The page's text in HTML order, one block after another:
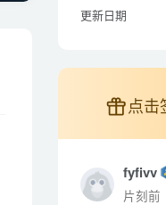
更新日期
点击
fyfivv
片刻前